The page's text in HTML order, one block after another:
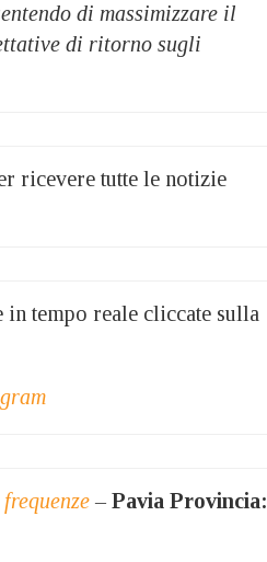
di massimizzare il
di ritorno sugli
ricevere tutte le notizie
tempo reale cliccate sulla
frequenze– Pavia Provincia: